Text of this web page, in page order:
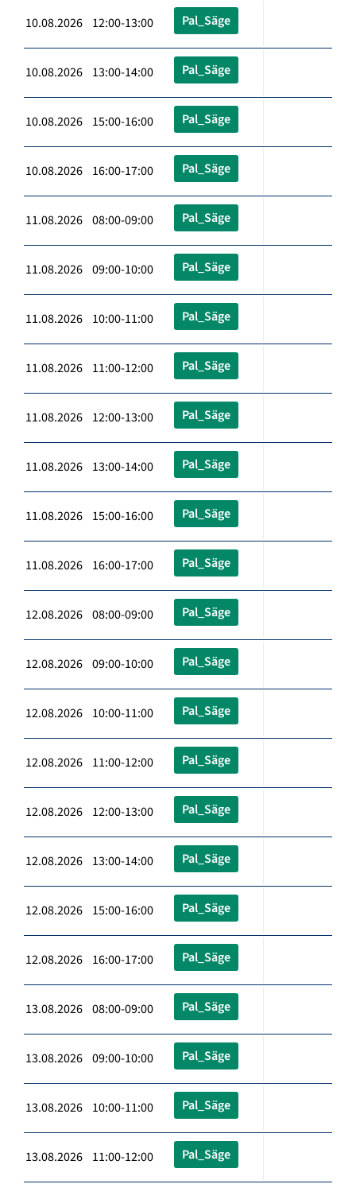
10.08.2026 12:00-13:00 Pal_Säge
10.08.2026 13:00-14:00 Pal_Säge
10.08.2026 15:00-16:00 Pal_Säge
10.08.2026 16:00-17:00 Pal_Säge
11.08.2026 08:00-09:00 Pal_Säge
11.08.2026 09:00-10:00 Pal_Säge
11.08.2026 10:00-11:00 Pal_Säge
11.08.2026 11:00-12:00 Pal_Säge
11.08.2026 12:00-13:00 Pal_Säge
11.08.2026 13:00-14:00 Pal_Säge
11.08.2026 15:00-16:00 Pal_Säge
11.08.2026 16:00-17:00 Pal_Säge
12.08.2026 08:00-09:00 Pal_Säge
12.08.2026 09:00-10:00 Pal_Säge
12.08.2026 10:00-11:00 Pal_Säge
12.08.2026 11:00-12:00 Pal_Säge
12.08.2026 12:00-13:00 Pal_Säge
12.08.2026 13:00-14:00 Pal_Säge
12.08.2026 15:00-16:00 Pal_Säge
12.08.2026 16:00-17:00 Pal_Säge
13.08.2026 08:00-09:00 Pal_Säge
13.08.2026 09:00-10:00 Pal_Säge
13.08.2026 10:00-11:00 Pal_Säge
13.08.2026 11:00-12:00 Pal_Säge